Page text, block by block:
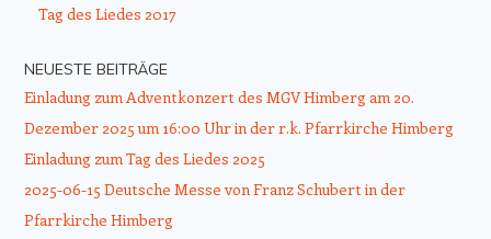
Tag des Liedes 2017
NEUESTE BEITRÄGE
Einladung zum Adventkonzert des MGV Himberg am 20.
Dezember 2025 um 16:00 Uhr in der r.k. Pfarrkirche Himberg
Einladung zum Tag des Liedes 2025
2025-06-15 Deutsche Messe von Franz Schubert in der
Pfarrkirche Himberg